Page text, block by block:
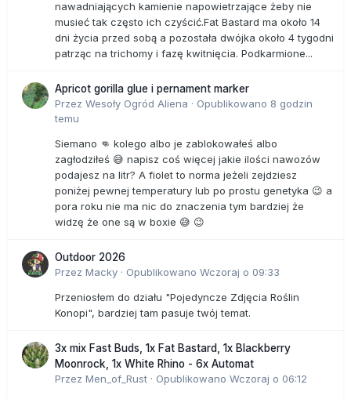
nawadniających kamienie napowietrzające żeby nie
musieć tak często ich czyścić.Fat Bastard ma około 14
dni życia przed sobą a pozostała dwójka około 4 tygodni
patrząc na trichomy i fazę kwitnięcia. Podkarmione...
Apricot gorilla glue i pernament marker
Przez Wesoły Ogród Aliena · Opublikowano 8 godzin
temu
Siemano 👊 kolego albo je zablokowałeś albo
zagłodziłeś 😅 napisz coś więcej jakie ilości nawozów
podajesz na litr? A fiolet to norma jeżeli zejdziesz
poniżej pewnej temperatury lub po prostu genetyka 😉 a
pora roku nie ma nic do znaczenia tym bardziej że
widzę że one są w boxie 😅 😉
Outdoor 2026
Przez Macky · Opublikowano Wczoraj o 09:33
Przeniosłem do działu "Pojedyncze Zdjęcia Roślin
Konopi", bardziej tam pasuje twój temat.
3x mix Fast Buds, 1x Fat Bastard, 1x Blackberry
Moonrock, 1x White Rhino - 6x Automat
Przez Men_of_Rust · Opublikowano Wczoraj o 06:12